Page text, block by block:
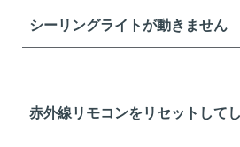
シーリングライトが動きません
赤外線リモコンをリセットして